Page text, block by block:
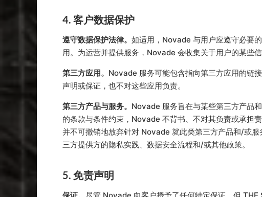
4. 客户数据保护
遵守数据保护法律。 如适用，Novade 与用户应遵守必要
用。为运营并提供服务，Novade 会收集关于用户的某些
第三方应用。 Novade 服务可能包含指向第三方应用的链
声明或保证，也不对这些应用负责。
第三方产品与服务。 Novade 服务旨在与某些第三方产品
的条款与条件约束，Novade 不背书、不对其负责或承担
并不可撤销地放弃针对 Novade 就此类第三方产品和/或
三方提供方的隐私实践、数据安全流程和/或其他政策。
5. 免责声明